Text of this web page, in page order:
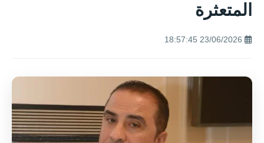
المتعثرة